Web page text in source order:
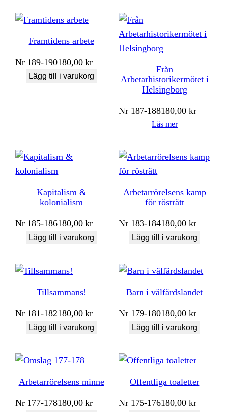
Framtidens arbete
Nr 189-190180,00kr
Lägg till i varukorg
Från
Arbetarhistorikermötet i
Helsingborg
Nr 187-188180,00kr
Läs mer
Kapitalism &
kolonialism
Nr 185-186180,00kr
Lägg till i varukorg
Arbetarrörelsens kamp
för rösträtt
Nr 183-184180,00kr
Lägg till i varukorg
Tillsammans!
Nr 181-182180,00kr
Lägg till i varukorg
Barn i välfärdslandet
Nr 179-180180,00kr
Lägg till i varukorg
Arbetarrörelsens minne
Nr 177-178180,00kr
Offentliga toaletter
Nr 175-176180,00kr